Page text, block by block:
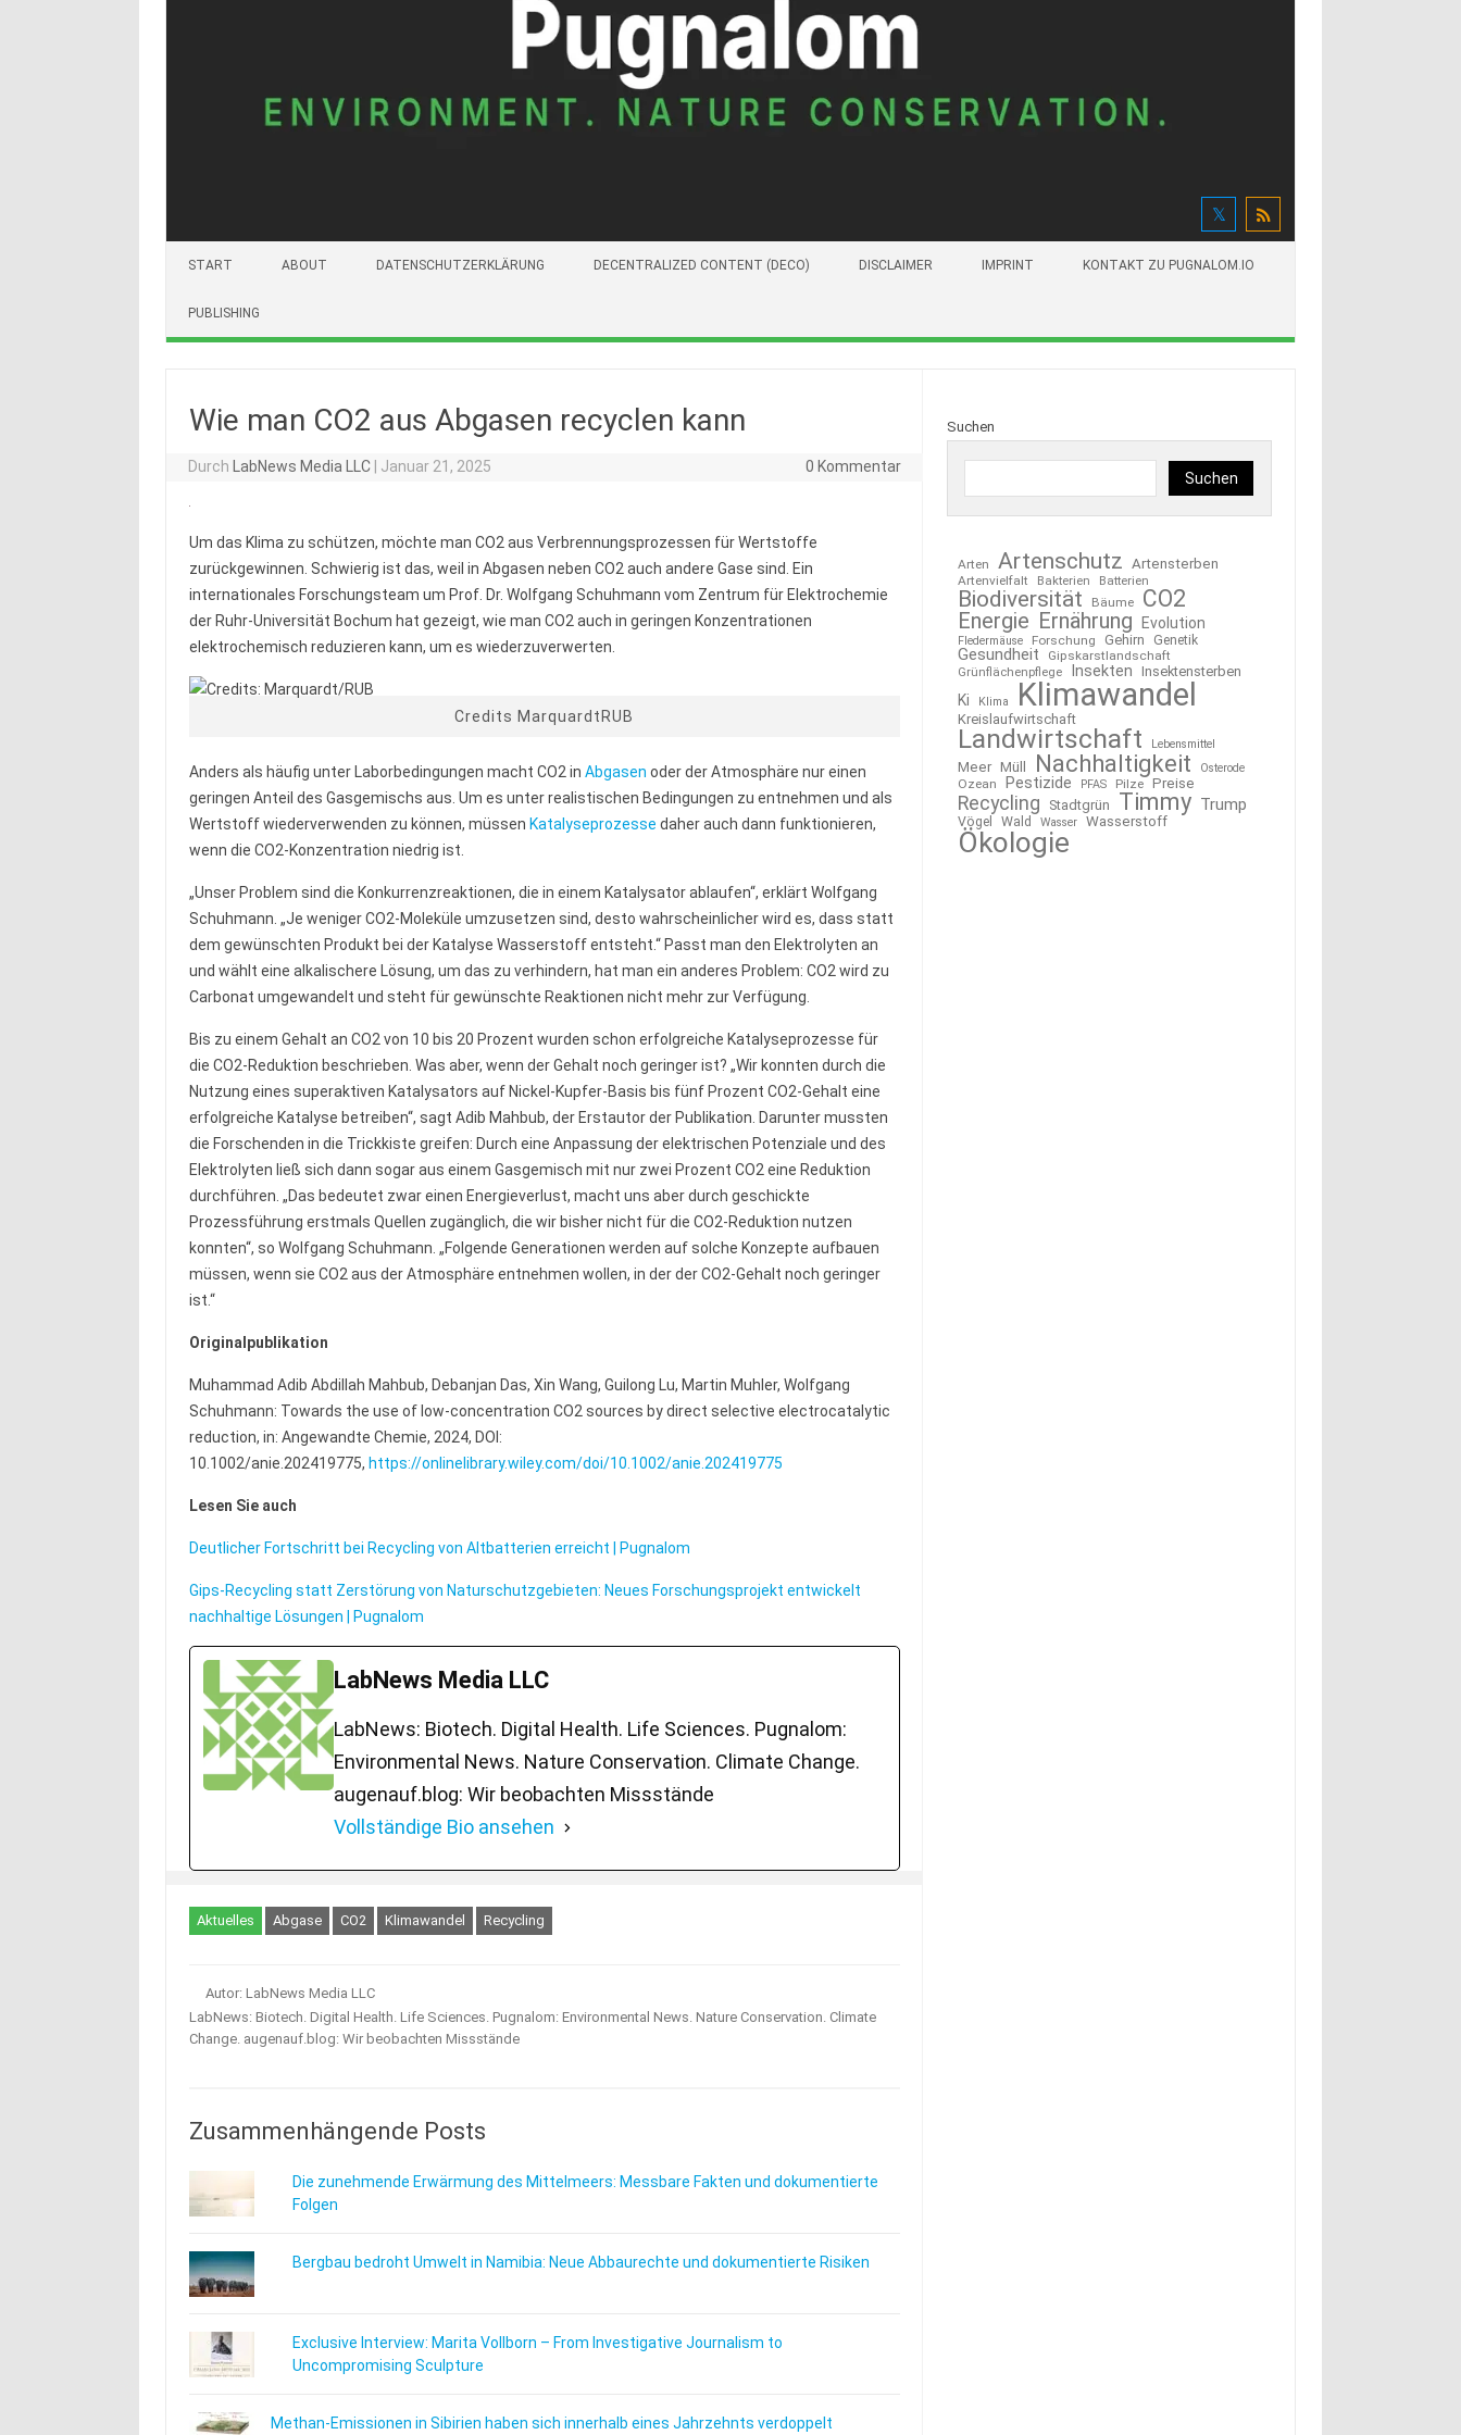
START ABOUT DATENSCHUTZERKLÄRUNG DECENTRALIZED CONTENT (DECO) DISCLAIMER IMPRINT KONTAKT ZU PUGNALOM.IO
PUBLISHING
Wie man CO2 aus Abgasen recyclen kann
Durch LabNews Media LLC Januar 21, 2025 0 Kommentar
Um das Klima zu schützen, möchte man CO2 aus Verbrennungsprozessen für Wertstoffe
zurückgewinnen. Schwierig ist das, weil in Abgasen neben CO2 auch andere Gase sind. Ein
internationales Forschungsteam um Prof. Dr. Wolfgang Schuhmann vom Zentrum für Elektrochemie
der Ruhr-Universität Bochum hat gezeigt, wie man CO2 auch in geringen Konzentrationen
elektrochemisch reduzieren kann, um es wiederzuverwerten.
Credits MarquardtRUB
Anders als häufig unter Laborbedingungen macht CO2 in Abgasen oder der Atmosphäre nur einen
geringen Anteil des Gasgemischs aus. Um es unter realistischen Bedingungen zu entnehmen und als
Wertstoff wiederverwenden zu können, müssen Katalyseprozesse daher auch dann funktionieren,
wenn die CO2-Konzentration niedrig ist.
„Unser Problem sind die Konkurrenzreaktionen, die in einem Katalysator ablaufen“, erklärt Wolfgang
Schuhmann. „Je weniger CO2-Moleküle umzusetzen sind, desto wahrscheinlicher wird es, dass statt
dem gewünschten Produkt bei der Katalyse Wasserstoff entsteht.“ Passt man den Elektrolyten an
und wählt eine alkalischere Lösung, um das zu verhindern, hat man ein anderes Problem: CO2 wird zu
Carbonat umgewandelt und steht für gewünschte Reaktionen nicht mehr zur Verfügung.
Bis zu einem Gehalt an CO2 von 10 bis 20 Prozent wurden schon erfolgreiche Katalyseprozesse für
die CO2-Reduktion beschrieben. Was aber, wenn der Gehalt noch geringer ist? „Wir konnten durch die
Nutzung eines superaktiven Katalysators auf Nickel-Kupfer-Basis bis fünf Prozent CO2-Gehalt eine
erfolgreiche Katalyse betreiben“, sagt Adib Mahbub, der Erstautor der Publikation. Darunter mussten
die Forschenden in die Trickkiste greifen: Durch eine Anpassung der elektrischen Potenziale und des
Elektrolyten ließ sich dann sogar aus einem Gasgemisch mit nur zwei Prozent CO2 eine Reduktion
durchführen. „Das bedeutet zwar einen Energieverlust, macht uns aber durch geschickte
Prozessführung erstmals Quellen zugänglich, die wir bisher nicht für die CO2-Reduktion nutzen
konnten“, so Wolfgang Schuhmann. „Folgende Generationen werden auf solche Konzepte aufbauen
müssen, wenn sie CO2 aus der Atmosphäre entnehmen wollen, in der der CO2-Gehalt noch geringer
ist.“
Originalpublikation
Muhammad Adib Abdillah Mahbub, Debanjan Das, Xin Wang, Guilong Lu, Martin Muhler, Wolfgang
Schuhmann: Towards the use of low-concentration CO2 sources by direct selective electrocatalytic
reduction, in: Angewandte Chemie, 2024, DOI:
10.1002/anie.202419775, https://onlinelibrary.wiley.com/doi/10.1002/anie.202419775
Lesen Sie auch
Deutlicher Fortschritt bei Recycling von Altbatterien erreicht | Pugnalom
Gips-Recycling statt Zerstörung von Naturschutzgebieten: Neues Forschungsprojekt entwickelt
nachhaltige Lösungen | Pugnalom
LabNews Media LLC
LabNews: Biotech. Digital Health. Life Sciences. Pugnalom:
Environmental News. Nature Conservation. Climate Change.
augenauf.blog: Wir beobachten Missstände
Vollständige Bio ansehen
Aktuelles Abgase CO2 Klimawandel Recycling
Autor: LabNews Media LLC
LabNews: Biotech. Digital Health. Life Sciences. Pugnalom: Environmental News. Nature Conservation. Climate
Change. augenauf.blog: Wir beobachten Missstände
Zusammenhängende Posts
Die zunehmende Erwärmung des Mittelmeers: Messbare Fakten und dokumentierte
Folgen
Bergbau bedroht Umwelt in Namibia: Neue Abbaurechte und dokumentierte Risiken
Exclusive Interview: Marita Vollborn – From Investigative Journalism to
Uncompromising Sculpture
Methan-Emissionen in Sibirien haben sich innerhalb eines Jahrzehnts verdoppelt
Suchen
Suchen
Arten Artenschutz Artensterben
Artenvielfalt Bakterien Batterien
Biodiversität Bäume CO2
Energie Ernährung Evolution
Fledermäuse Forschung Gehirn Genetik
Gesundheit Gipskarstlandschaft
Grünflächenpflege Insekten Insektensterben
Ki Klima Klimawandel
Kreislaufwirtschaft
Landwirtschaft Lebensmittel
Meer Müll Nachhaltigkeit Osterode
Ozean Pestizide PFAS Pilze Preise
Recycling Stadtgrün Timmy Trump
Vögel Wald Wasser Wasserstoff
Ökologie